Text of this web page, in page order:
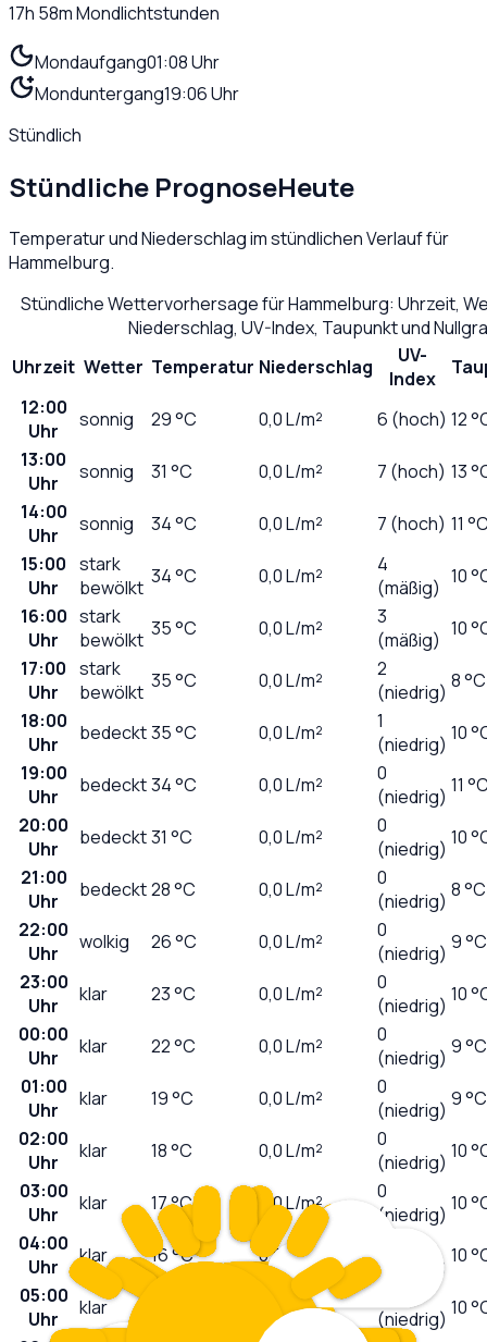
17h 58mMondlichtstunden
Mondaufgang01:08 Uhr
Monduntergang19:06 Uhr
Stündlich
Stündliche PrognoseHeute
Temperatur und Niederschlag im stündlichen Verlauf für
Hammelburg.
Stündliche Wettervorhersage fürHammelburg: Uhrzeit,
Niederschlag, UV-Index, Taupunkt und
Uhrzeit Wetter Temperatur Niederschlag
UV-
Index
12:00
Uhr
sonnig 29°C 0,0L/m² 6 (hoch) 12
13:00
Uhr
sonnig 31 °C 0,0L/m² 7 (hoch) 13
14:00
Uhr
sonnig 34°C 0,0L/m² 7 (hoch) 11
15:00
Uhr
stark
bewölkt 34°C 0,0L/m²
4
(mäßig) 10
16:00
Uhr
stark
bewölkt 35°C 0,0L/m²
3
(mäßig) 10
17:00
Uhr
stark
bewölkt 35°C 0,0L/m²
2
(niedrig) 8 °C
18:00
Uhr
bedeckt35°C 0,0L/m²
1
(niedrig) 10
19:00
Uhr
bedeckt34°C 0,0L/m²
0
(niedrig) 11
20:00
Uhr
bedeckt31 °C 0,0L/m²
0
(niedrig) 10
21:00
Uhr
bedeckt28°C 0,0L/m²
0
(niedrig) 8 °C
22:00
Uhr
wolkig 26°C 0,0L/m²
0
(niedrig) 9 °C
23:00
Uhr
klar 23°C 0,0L/m²
0
(niedrig) 10
00:00
Uhr
klar 22°C 0,0L/m²
0
(niedrig) 9 °C
01:00
Uhr
klar 19°C 0,0L/m²
0
(niedrig) 9 °C
02:00
Uhr
klar 18°C 0,0L/m²
0
(niedrig) 10
03:00
Uhr
klar 17°C 0,0L/m²
0
(niedrig) 10
04:00
Uhr
klar 16°C 0,0L/m²
(niedrig) 10
05:00
Uhr
klar L/m²
(niedrig) 10